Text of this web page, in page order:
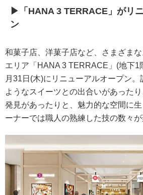
▶「HANA 3 TERRACE」がリ
ン
和菓子店、洋菓子店など、さまざま
エリア「HANA 3 TERRACE」(地下1
月31日(木)にリニューアルオープン
ようなスイーツとの出合いがあった
発見があったりと、魅力的な空間に
ーナーでは職人の熟練した技の数々が